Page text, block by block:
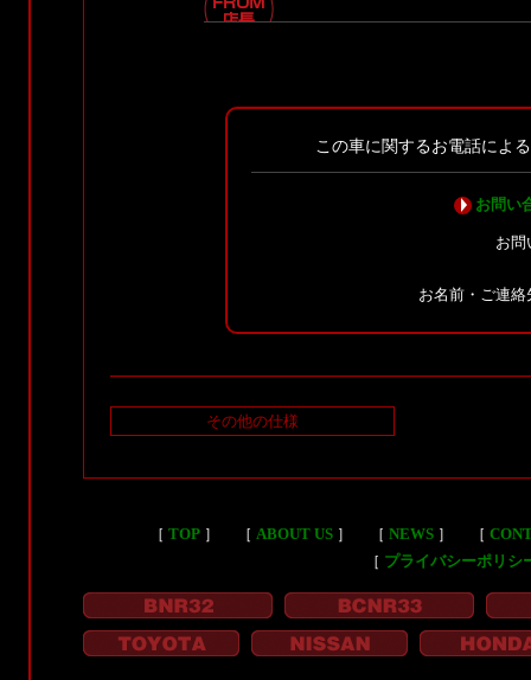
この車に関するお電話によ
お問い
お問
お名前・ご連
その他の仕様
［ TOP］ ［ ABOUT US］ ［ NEWS］ ［
［ プライバシーポリシ